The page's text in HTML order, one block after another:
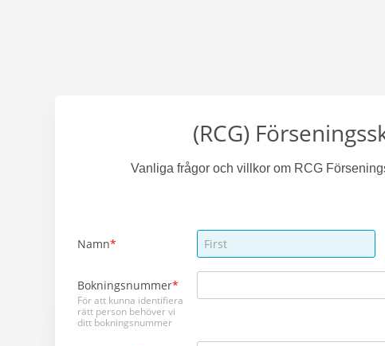
(RCG)
Vanliga frågor och villkor om RCG
Namn
Bokningsnummer
För att kunna identifiera
rätt person behöver vi
ditt bokningsnummer